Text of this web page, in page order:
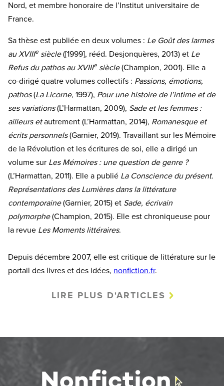
Nord, et membre honoraire de l’Institut universitaire de
France.
Sa thèse est publiée en deux volumes : Le Goût des larmes
au XVIIIe siècle([1999], rééd. Desjonquères, 2013) et Le
Refus du pathos au XVIIIe siècle(Champion, 2001). Elle a
co-dirigé quatre volumes collectifs : Passions, émotions,
pathos(La Licorne, 1997), Pour une histoire de l’intime et de
ses variations(L’Harmattan, 2009), Sade et les femmes :
ailleurs etautrement (L’Harmattan, 2014), Romanesque et
écrits personnels(Garnier, 2019). Travaillant sur les Mémoire
de la Révolution et les écritures de soi, elle a dirigé un
volume sur Les Mémoires : une question de genre ?
(L’Harmattan, 2011). Elle a publié La Conscience du présent.
Représentations des Lumières dans la littérature
contemporaine(Garnier, 2015) et Sade, écrivain
polymorphe(Champion, 2015). Elle est chroniqueuse pour
la revue Les Moments littéraires.
Depuis décembre 2007, elle est critique de littérature sur le
portail des livres et des idées, nonfiction.fr.
LIRE PLUS D'ARTICLES